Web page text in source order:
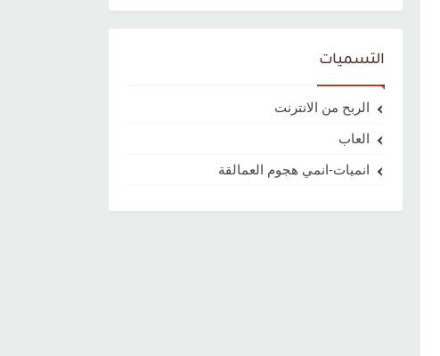
التسميات
الربح من الانترنت
العاب
انميات-انمي هجوم العمالقة